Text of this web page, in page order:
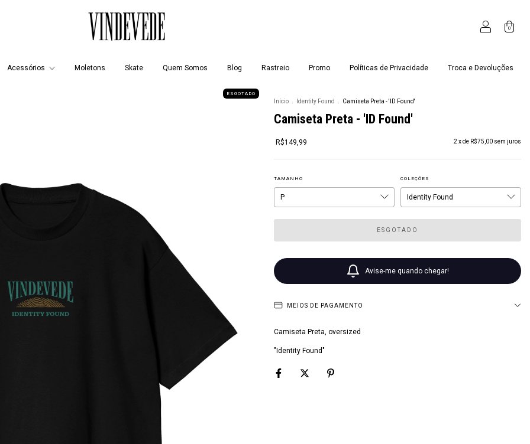
0
Acessórios Moletons Skate Quem Somos Blog Rastreio Promo Políticas de Privacidade Troca e Devoluções
ESGOTADO
Início Identity Found Camiseta Preta - 'ID Found'
Camiseta Preta - 'ID Found'
R$149,99 2 x de R$75,00 sem juros
TAMANHO COLEÇÕES
Avise-me quando chegar!
MEIOS DE PAGAMENTO
Camiseta Preta, oversized
"Identity Found"